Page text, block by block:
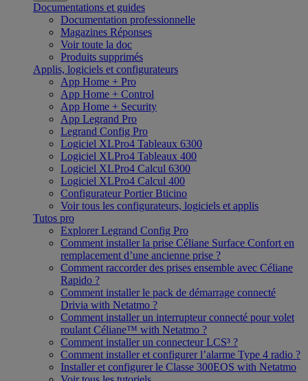
Documentations et guides
Documentation professionnelle
Magazines Réponses
Voir toute la doc
Produits supprimés
Applis, logiciels et configurateurs
App Home + Pro
App Home + Control
App Home + Security
App Legrand Pro
Legrand Config Pro
Logiciel XLPro4 Tableaux 6300
Logiciel XLPro4 Tableaux 400
Logiciel XLPro4 Calcul 6300
Logiciel XLPro4 Calcul 400
Configurateur Portier Bticino
Voir tous les configurateurs, logiciels et applis
Tutos pro
Explorer Legrand Config Pro
Comment installer la prise Céliane Surface Confort en
remplacement d’une ancienne prise ?
Comment raccorder des prises ensemble avec Céliane
Rapido ?
Comment installer le pack de démarrage connecté
Drivia with Netatmo ?
Comment installer un interrupteur connecté pour volet
roulant Céliane™ with Netatmo ?
Comment installer un connecteur LCS³ ?
Comment installer et configurer l’alarme Type 4 radio ?
Installer et configurer le Classe 300EOS with Netatmo